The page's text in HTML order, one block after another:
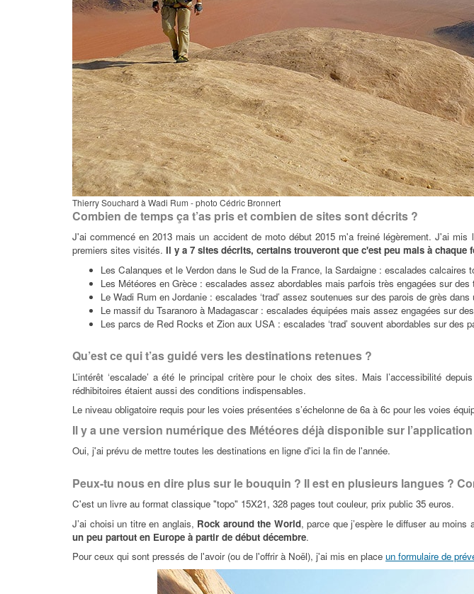
Thierry Souchard à Wadi Rum - photo Cédric Bronnert
Combien de temps ça t’as pris et combien de sites sont décrits ?
J'ai commencé en 2013 mais un accident de moto début 2015 m'a freiné légèrement. J'ai
premiers sites visités. Il y a 7 sites décrits, certains trouveront que c'est peu mais à
Les Calanques et le Verdon dans le Sud de la France, la Sardaigne : escalades
Les Météores en Grèce : escalades assez abordables mais parfois très engagées sur
Le Wadi Rum en Jordanie : escalades ‘trad’ assez soutenues sur des parois de grès
Le massif du Tsaranoro à Madagascar : escalades équipées mais assez engagées sur
Les parcs de Red Rocks et Zion aux USA : escalades ‘trad’ souvent abordables sur des
Qu’est ce qui t’as guidé vers les destinations retenues ?
L’intérêt ‘escalade’ a été le principal critère pour le choix des sites. Mais l’accessibilité
rédhibitoires étaient aussi des conditions indispensables.
Le niveau obligatoire requis pour les voies présentées s’échelonne de 6a à 6c pour les voies
Il y a une version numérique des Météores déjà disponible sur
Oui, j'ai prévu de mettre toutes les destinations en ligne d'ici la fin de l'année.
Peux-tu nous en dire plus sur le bouquin ? Il est en plusieurs langues ?
C'est un livre au format classique "topo" 15X21, 328 pages tout couleur, prix public 35 euros.
J’ai choisi un titre en anglais, Rock around the World, parce que j’espère le diffuser au moins
un peu partout en Europe à partir de début décembre.
Pour ceux qui sont pressés de l'avoir (ou de l'offrir à Noël), j'ai mis en place un formulaire de